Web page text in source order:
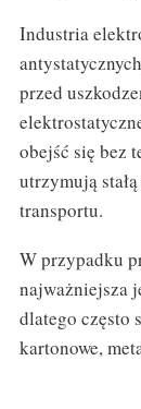
Industria
przed
obejść się bez
utrzymują
transportu.
W przypadku
najważniejsza
dlatego często
kartonowe,